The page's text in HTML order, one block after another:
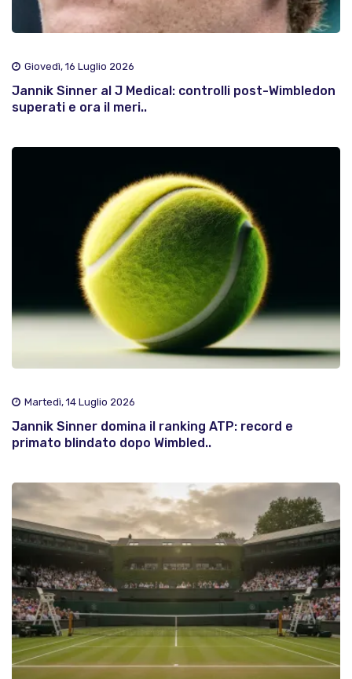
Giovedì, 16 Luglio 2026
Jannik Sinner al J Medical: controlli post-Wimbledon
superati e ora il meri..
Martedì, 14 Luglio 2026
Jannik Sinner domina il ranking ATP: record e
primato blindato dopo Wimbled..